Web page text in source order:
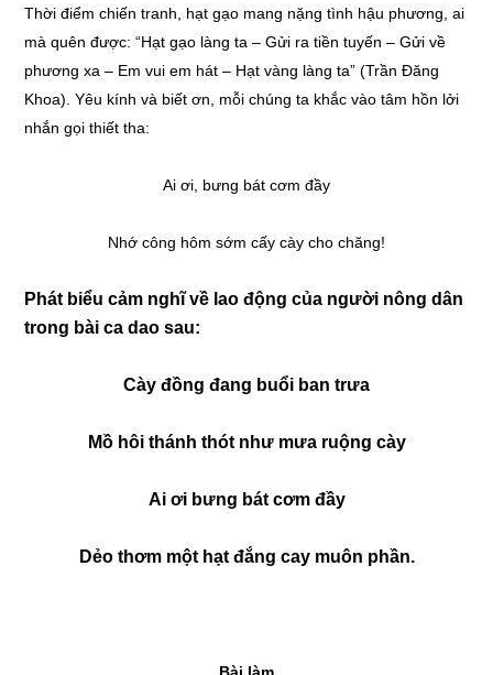
Thời điểm chiến tranh, hạt gạo mang nặng tình hậu phương, ai
mà quên được: “Hạt gạo làng ta – Gửi ra tiền tuyến – Gửi về
phương xa – Em vui em hát – Hạt vàng làng ta” (Trần Đăng
Khoa). Yêu kính và biết ơn, mỗi chúng ta khắc vào tâm hồn lởi
nhắn gọi thiết tha:
Ai ơi, bưng bát cơm đầy
Nhớ công hôm sớm cấy cày cho chăng!
Phát biểu cảm nghĩ về lao động của người nông dân
trong bài ca dao sau:
Cày đồng đang buổi ban trưa
Mồ hôi thánh thót như mưa ruộng cày
Ai ơi bưng bát cơm đầy
Dẻo thơm một hạt đắng cay muôn phần.